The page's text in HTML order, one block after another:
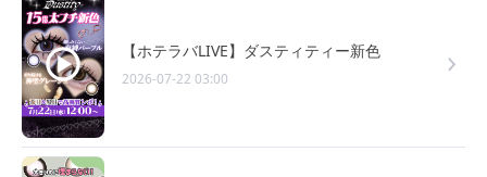
【ホテラバLIVE】ダスティティー新色
2026-07-22 03:00